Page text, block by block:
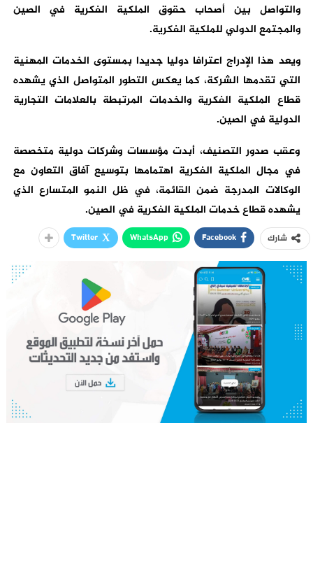
والتواصل بين أصحاب حقوق الملكية الفكرية في الصين
والمجتمع الدولي للملكية الفكرية.
ويعد هذا الإدراج اعترافا دوليا جديدا بمستوى الخدمات المهنية
التي تقدمها الشركة، كما يعكس التطور المتواصل الذي يشهده
قطاع الملكية الفكرية والخدمات المرتبطة بالعلامات التجارية
الدولية في الصين.
وعقب صدور التصنيف، أبدت مؤسسات وشركات دولية متخصصة
في مجال الملكية الفكرية اهتمامها بتوسيع آفاق التعاون مع
الوكالات المدرجة ضمن القائمة، في ظل النمو المتسارع الذي
يشهده قطاع خدمات الملكية الفكرية في الصين.
شارك Facebook
WhatsApp
Twitter